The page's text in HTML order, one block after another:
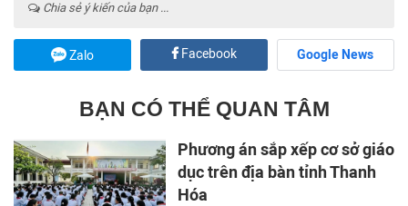
Chia sẻ ý kiến của bạn ...
Zalo Facebook Google News
BẠN CÓ THỂ QUAN TÂM
Phương án sắp xếp cơ sở giáo
dục trên địa bàn tỉnh Thanh
Hóa